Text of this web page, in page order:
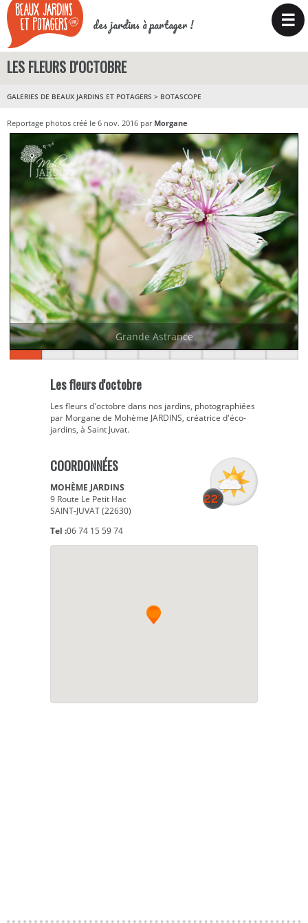
des jardins à partager ! ☰
LES FLEURS D'OCTOBRE
GALERIES DE BEAUX JARDINS ET POTAGERS > BOTASCOPE
Reportage photos créé le 6 nov. 2016 par Morgane
Grande Astrance
Les fleurs d'octobre
Les fleurs d'octobre dans nos jardins, photographiées
par Morgane de Mohème JARDINS, créatrice d'éco-
jardins, à Saint Juvat.
COORDONNÉES
MOHÈME JARDINS
9 Route Le Petit Hac
SAINT-JUVAT (22630)
Tel :06 74 15 59 74